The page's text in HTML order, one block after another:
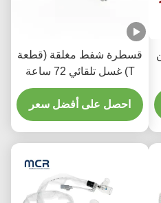
قسطرة شفط مغلقة (قطعة
T) غسل تلقائي 72 ساعة
للبالغين
احصل على أفضل سعر